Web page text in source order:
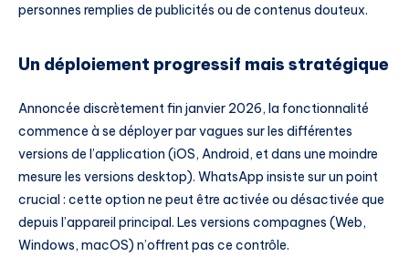
personnes remplies de publicités ou de contenus douteux.
Un déploiement progressif mais stratégique
Annoncée discrètement fin janvier 2026, la fonctionnalité
commence à se déployer par vagues sur les différentes
versions de l’application (iOS, Android, et dans une moindre
mesure les versions desktop). WhatsApp insiste sur un point
crucial : cette option ne peut être activée ou désactivée que
depuis l’appareil principal. Les versions compagnes (Web,
Windows, macOS) n’offrent pas ce contrôle.